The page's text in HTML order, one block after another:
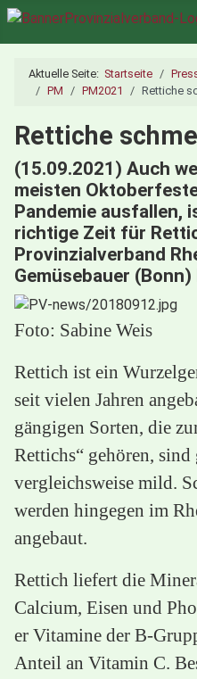
Aktuelle Seite: Startseite
PM
PM2021 Rettiche
Rettiche
(15.09.2021) Auch
meisten
Pandemie ausfallen,
richtige Zeit für
Provinzialverband
Gemüsebauer (Bonn)
Foto: Sabine Weis
Rettich ist ein
seit vielen Jahren
gängigen Sorten, die
Rettichs“ gehören, sind
vergleichsweise mild.
werden hingegen im
angebaut.
Rettich liefert die
Calcium, Eisen und
er Vitamine der B-
Anteil an Vitamin C.